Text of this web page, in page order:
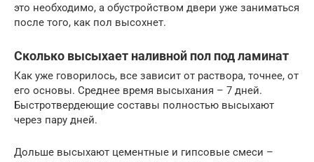
это необходимо, а обустройством двери уже заниматься
после того, как пол высохнет.
Сколько высыхает наливной пол под ламинат
Как уже говорилось, все зависит от раствора, точнее, от
его основы. Среднее время высыхания – 7 дней.
Быстротвердеющие составы полностью высыхают
через пару дней.
Дольше высыхают цементные и гипсовые смеси –